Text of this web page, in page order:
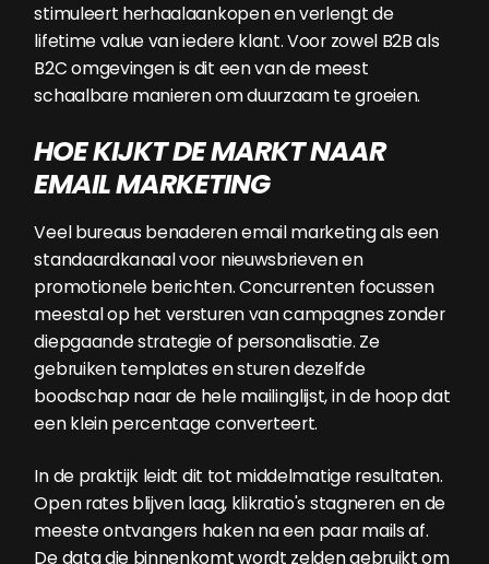
stimuleert herhaalaankopen en verlengt de
lifetime value van iedere klant. Voor zowel B2B als
B2C omgevingen is dit een van de meest
schaalbare manieren om duurzaam te groeien.
HOE KIJKT DE MARKT NAAR
EMAIL MARKETING
Veel bureaus benaderen email marketing als een
standaardkanaal voor nieuwsbrieven en
promotionele berichten. Concurrenten focussen
meestal op het versturen van campagnes zonder
diepgaande strategie of personalisatie. Ze
gebruiken templates en sturen dezelfde
boodschap naar de hele mailinglijst, in de hoop dat
een klein percentage converteert.
In de praktijk leidt dit tot middelmatige resultaten.
Open rates blijven laag, klikratio's stagneren en de
meeste ontvangers haken na een paar mails af.
De data die binnenkomt wordt zelden gebruikt om